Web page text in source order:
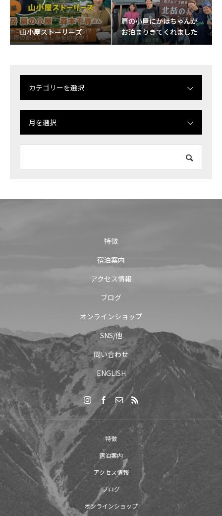
山小屋ストーリーズ
肩の小屋にかほちゃんが
お泊まりきてくれました
カテゴリーを選択
月を選択
特徴
宿泊案内
アクセス情報
ブログ
オンラインショップ
SNS/他
問い合わせ
ENGLISH
特徴
宿泊案内
アクセス情報
ブログ
オンラインショップ